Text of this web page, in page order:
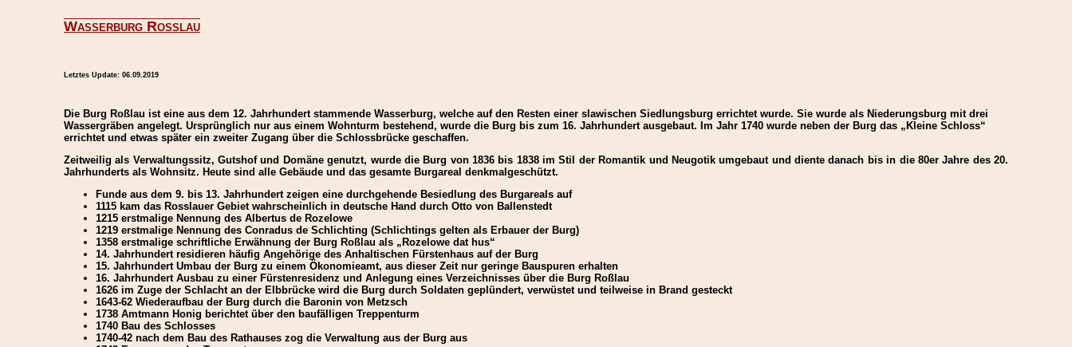
Wasserburg Rosslau
Letztes Update: 06.09.2019
Die Burg Roßlau ist eine aus dem 12. Jahrhundert stammende Wasserburg, welche auf den Resten einer slawischen Siedlungsburg errichtet wurde. Sie wurde als Niederungsburg mit drei
Wassergräben angelegt. Ursprünglich nur aus einem Wohnturm bestehend, wurde die Burg bis zum 16. Jahrhundert ausgebaut. Im Jahr 1740 wurde neben der Burg das „Kleine Schloss“
errichtet und etwas später ein zweiter Zugang über die Schlossbrücke geschaffen.
Zeitweilig als Verwaltungssitz, Gutshof und Domäne genutzt, wurde die Burg von 1836 bis 1838 im Stil der Romantik und Neugotik umgebaut und diente danach bis in die 80er Jahre des 20.
Jahrhunderts als Wohnsitz. Heute sind alle Gebäude und das gesamte Burgareal denkmalgeschützt.
Funde aus dem 9. bis 13. Jahrhundert zeigen eine durchgehende Besiedlung des Burgareals auf
1115 kam das Rosslauer Gebiet wahrscheinlich in deutsche Hand durch Otto von Ballenstedt
1215 erstmalige Nennung des Albertus de Rozelowe
1219 erstmalige Nennung des Conradus de Schlichting (Schlichtings gelten als Erbauer der Burg)
1358 erstmalige schriftliche Erwähnung der Burg Roßlau als „Rozelowe dat hus“
14. Jahrhundert residieren häufig Angehörige des Anhaltischen Fürstenhaus auf der Burg
15. Jahrhundert Umbau der Burg zu einem Ökonomieamt, aus dieser Zeit nur geringe Bauspuren erhalten
16. Jahrhundert Ausbau zu einer Fürstenresidenz und Anlegung eines Verzeichnisses über die Burg Roßlau
1626 im Zuge der Schlacht an der Elbbrücke wird die Burg durch Soldaten geplündert, verwüstet und teilweise in Brand gesteckt
1643-62 Wiederaufbau der Burg durch die Baronin von Metzsch
1738 Amtmann Honig berichtet über den baufälligen Treppenturm
1740 Bau des Schlosses
1740-42 nach dem Bau des Rathauses zog die Verwaltung aus der Burg aus